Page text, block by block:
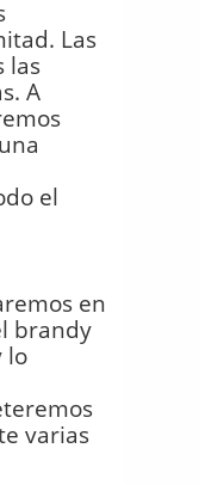
Las
las
A
el
en
brandy
lo
varias